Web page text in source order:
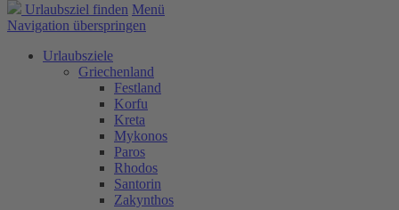
Urlaubsziel finden Menü
Navigation überspringen
Urlaubsziele
Griechenland
Festland
Korfu
Kreta
Mykonos
Paros
Rhodos
Santorin
Zakynthos